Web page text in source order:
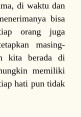
di waktu dan
bisa
orang juga
masing-
kita berada di
memiliki
hati pun tidak